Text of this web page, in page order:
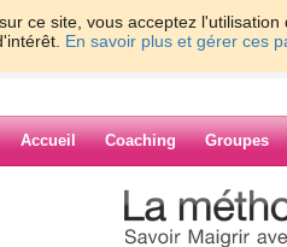
ce site, vous acceptez
En savoir plus et gérer ces
Accueil Coaching Groupes
>